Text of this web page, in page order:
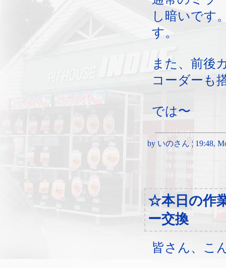
し暗いです
す。
また、前後
コーダーも
では〜
by いのさん ¦ 19:48,
☆本日の作
ー交換
皆さん、こ